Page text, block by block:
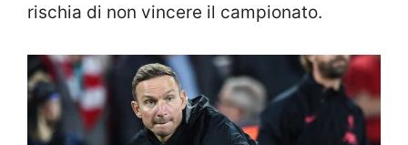
rischia di non vincere il campionato.